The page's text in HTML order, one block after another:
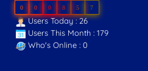
0 0 0 8 5 7
Users Today : 26
Users This Month : 179
Who's Online : 0